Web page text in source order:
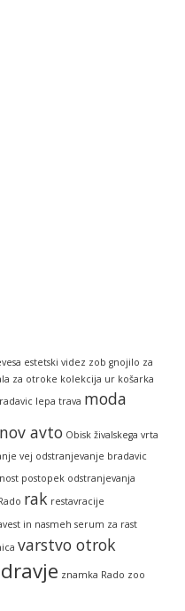
estetski videz zob gnojilo za
za otroke kolekcija ur košarka
lepa trava moda
nov avto Obisk živalskega vrta
vej odstranjevanje bradavic
postopek odstranjevanja
rak restavracije
in nasmeh serum za rast
varstvo otrok
znamka Rado zoo